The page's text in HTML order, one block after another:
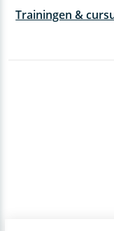
Trainingen &